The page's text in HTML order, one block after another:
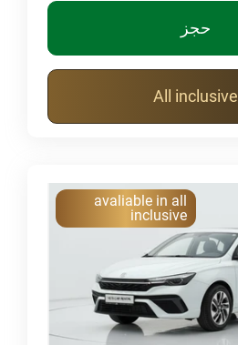
حجز
All inclusive
avaliable in all
inclusive